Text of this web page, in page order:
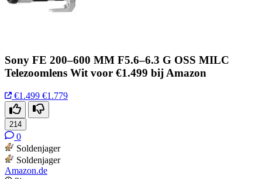
Sony FE 200–600 MM F5.6–6.3 G OSS MILC
Telezoomlens Wit voor €1.499 bij Amazon
€1.499 €1.779
214
0
Soldenjager
Soldenjager
Amazon.de